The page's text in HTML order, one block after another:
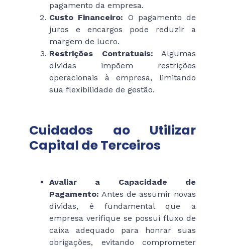
pagamento da empresa.
Custo Financeiro: O pagamento de
juros e encargos pode reduzir a
margem de lucro.
Restrições Contratuais: Algumas
dívidas impõem restrições
operacionais à empresa, limitando
sua flexibilidade de gestão.
Cuidados ao Utilizar
Capital de Terceiros
Avaliar a Capacidade de
Pagamento: Antes de assumir novas
dívidas, é fundamental que a
empresa verifique se possui fluxo de
caixa adequado para honrar suas
obrigações, evitando comprometer